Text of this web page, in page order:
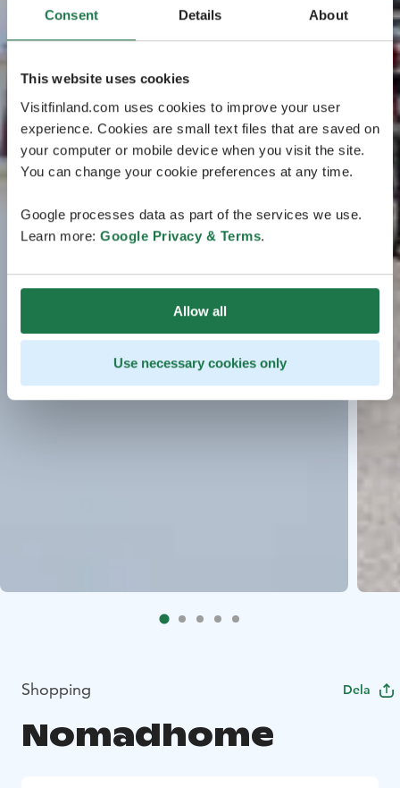
Consent Details About
This website uses cookies
Visitfinland.com uses cookies to improve your user
experience. Cookies are small text files that are saved on
your computer or mobile device when you visit the site.
You can change your cookie preferences at any time.
Google processes data as part of the services we use.
Learn more: Google Privacy & Terms.
Allow all
Use necessary cookies only
Shopping Dela
Nomadhome